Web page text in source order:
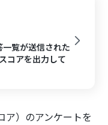
覧が送信された
コアを出力して
ア）のアンケートを